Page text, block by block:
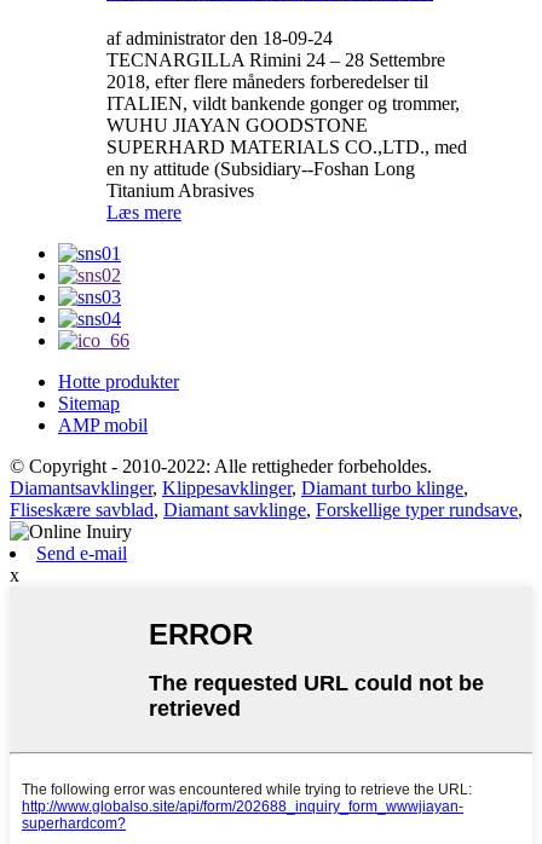
af administrator den 18-09-24
TECNARGILLA Rimini 24 – 28 Settembre
2018, efter flere måneders forberedelser til
ITALIEN, vildt bankende gonger og trommer,
WUHU JIAYAN GOODSTONE
SUPERHARD MATERIALS CO.,LTD., med
en ny attitude (Subsidiary--Foshan Long
Titanium Abrasives
Læs mere
Hotte produkter
Sitemap
AMP mobil
© Copyright - 2010-2022: Alle rettigheder forbeholdes.
Diamantsavklinger, Klippesavklinger, Diamant turbo klinge,
Fliseskære savblad, Diamant savklinge, Forskellige typer rundsave,
Send e-mail
x